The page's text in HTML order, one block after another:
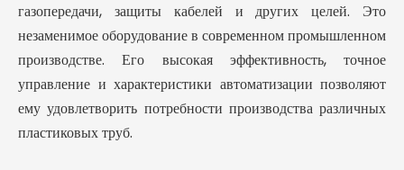
газопередачи, защиты кабелей и других целей. Это
незаменимое оборудование в современном промышленном
производстве. Его высокая эффективность, точное
управление и характеристики автоматизации позволяют
ему удовлетворить потребности производства различных
пластиковых труб.